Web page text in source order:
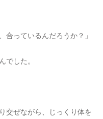
合っているんだろうか？」
でした。
交ぜながら、じっくり体を